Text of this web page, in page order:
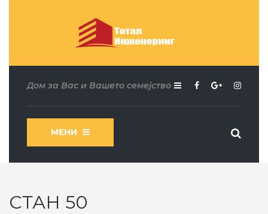
Дом за Вас и Вашето семејство
МЕНИ
СТАН 50